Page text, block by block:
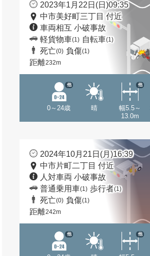
2023年1月22日(日)09:35
中市美好町三丁目 付近
車両相互 小破事故
軽貨物車(1) 自転車(1)
死亡(0) 負傷(1)
距離232m
0～24歳
他
晴
幅5.5～
13.0m
他
2024年10月21日(月)16:39
中市片町二丁目 付近
人対車両 小破事故
普通乗用車(1) 歩行者(1)
死亡(0) 負傷(1)
距離242m
他 他